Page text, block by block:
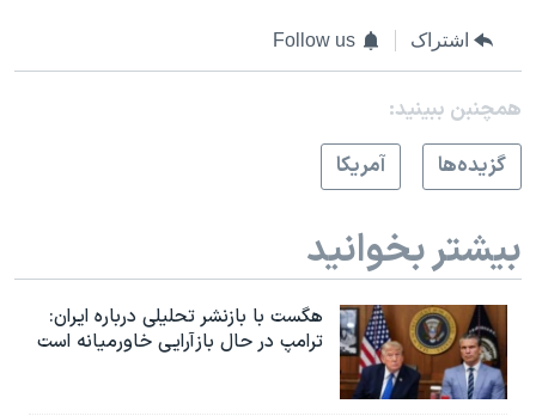
اشتراک Follow us
همچنبن ببینید:
گزيده‌ها
آمريکا
بیشتر بخوانید
هگست با بازنشر تحلیلی درباره ایران:
ترامپ در حال بازآرایی خاورمیانه است